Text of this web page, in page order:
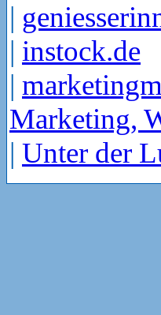
|
| instock.de
|
Marketing,
| Unter der